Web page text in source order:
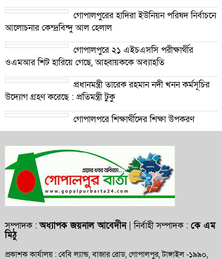
গোপালপুরের হাদিরা ইউনিয়ন পরিষদ নির্বাচনে
আলোচনার কেন্দ্রবিন্দু আল হেলাল
গোপালপুরে ২১ এইচএসসি পরীক্ষার্থীর
ওএমআর শিট হারিয়ে গেছে, আহ্বায়ককে অব্যাহতি
প্রধানমন্ত্রী তারেক রহমান নদী খনন কর্মসূচির
উদ্যোগ গ্রহণ করেছে : প্রতিমন্ত্রী টুকু
গোপালপুরে শিক্ষার্থীদের শিক্ষা উপকরণ
বিতরণ ও শ্রেষ্ঠ প্রধান শিক্ষকদের সংবর্ধনা
গোপালপুরে যমুনার ভাঙনে বিলীন বসতভিটা-
আবাদি জমি, হুমকিতে বন্যা নিয়ন্ত্রণ বাঁধ
গোপালপুরে প্রাথমিক শিক্ষা কর্মকর্তার বিরুদ্ধে
দুর্নীতি ও অনিয়মের অভিযোগ
গোপালপুরে উপজেলা প্রাথমিক শিক্ষা
সম্পাদক :অধ্যাপক জয়নাল আবেদীন| নির্বাহী সম্পাদক : কে এম
মিঠু
প্রকাশক কার্যালয় : বেবি ল্যান্ড, বাজার রোড, গোপালপুর, টাঙ্গাইল -১৯৯০,